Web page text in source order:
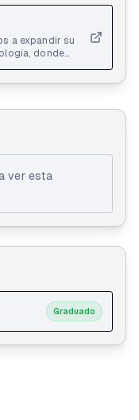
a expandir su
donde
ver esta
Graduado